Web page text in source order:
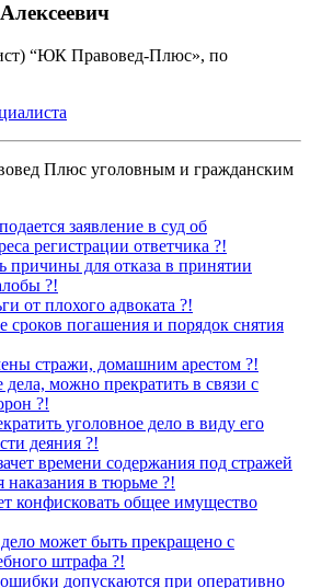
“ЮК Правовед-Плюс», по
Плюс уголовным и гражданским
заявление в суд об
регистрации ответчика ?!
причины для отказа в принятии
?!
от плохого адвоката ?!
сроков погашения и порядок снятия
стражи, домашним арестом ?!
можно прекратить в связи с
?!
уголовное дело в виду его
деяния ?!
времени содержания под стражей
наказания в тюрьме ?!
конфисковать общее имущество
может быть прекращено с
штрафа ?!
допускаются при оперативно